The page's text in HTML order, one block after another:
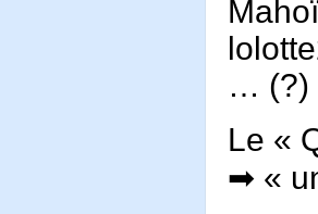
Mahoï
… (?)
Le «
➡ «